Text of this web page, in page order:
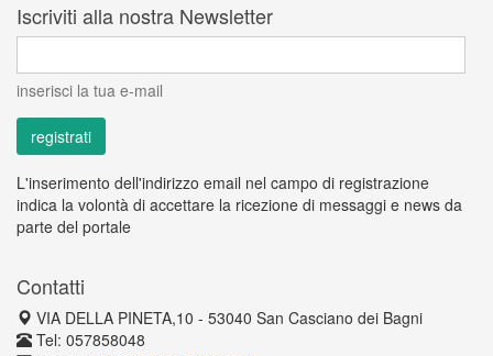
Iscriviti alla nostra Newsletter
inserisci la tua e-mail
L'inserimento dell'indirizzo email nel campo di registrazione
indica la volontà di accettare la ricezione di messaggi e news da
parte del portale
Contatti
VIA DELLA PINETA,10 - 53040 San Casciano dei Bagni
Tel: 057858048